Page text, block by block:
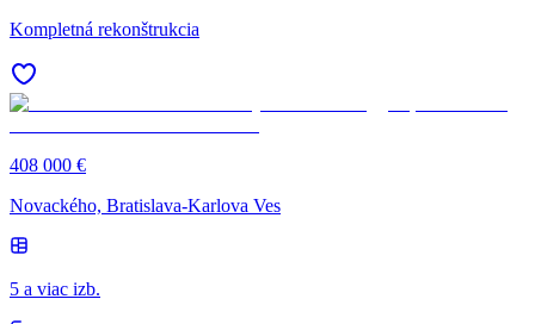
Kompletná rekonštrukcia
408 000 €
Novackého, Bratislava-Karlova Ves
5 a viac izb.